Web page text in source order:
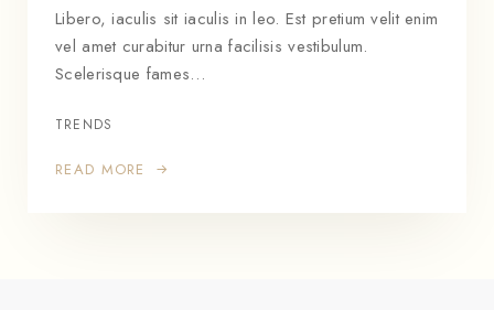
Libero, iaculis sit iaculis in leo. Est pretium velit enim
vel amet curabitur urna facilisis vestibulum.
Scelerisque fames…
TRENDS
READ MORE